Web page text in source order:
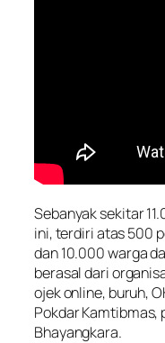
Sebanyak sekitar
ini, terdiri atas 500
dan 10.000 warga
berasal dari
ojek online, buruh,
Pokdar Kamtibmas,
Bhayangkara.